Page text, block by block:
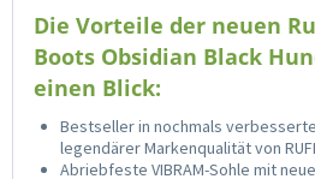
Die Vorteile der neuen
Boots Obsidian Black
einen Blick:
Bestseller in nochmals
legendärer Markenqualität von
Abriebfeste VIBRAM-Sohle mit